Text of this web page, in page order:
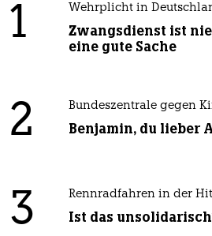
1 Wehrplicht in
Zwangsdienst ist
eine gute Sache
2 Bundeszentrale gegen
Benjamin, du lieber
3 Rennradfahren in der
Ist das